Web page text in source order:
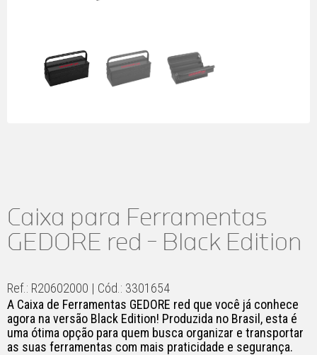
Caixa para Ferramentas
GEDORE red – Black Edition
Ref.: R20602000 | Cód.: 3301654
A Caixa de Ferramentas GEDORE red que você já conhece
agora na versão Black Edition! Produzida no Brasil, esta é
uma ótima opção para quem busca organizar e transportar
as suas ferramentas com mais praticidade e segurança.